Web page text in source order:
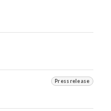
Pressrelease